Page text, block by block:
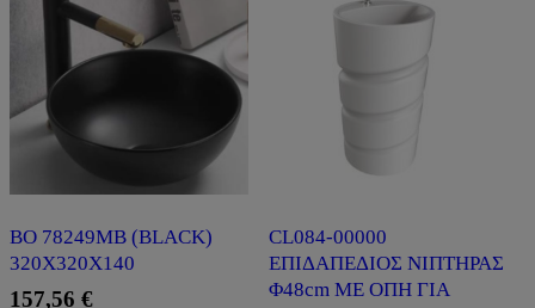
BO 78249MB (BLACK)
320X320X140
157,56 €
CL084-00000
ΕΠΙΔΑΠΕΔΙΟΣ ΝΙΠΤΗΡΑΣ
Φ48cm ΜΕ ΟΠΗ ΓΙΑ